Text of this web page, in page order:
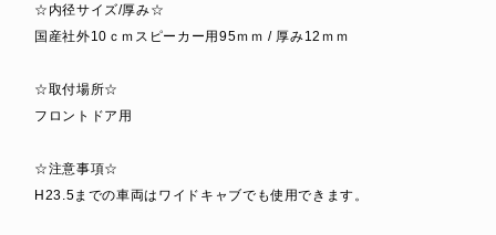
☆内径サイズ/厚み☆
国産社外10ｃｍスピーカー用95ｍｍ / 厚み12ｍｍ
☆取付場所☆
フロントドア用
☆注意事項☆
H23.5までの車両はワイドキャブでも使用できます。